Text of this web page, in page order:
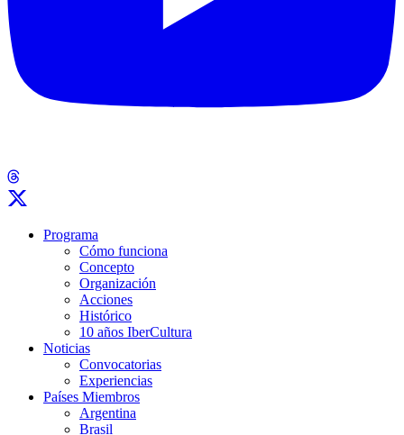
Programa
Cómo funciona
Concepto
Organización
Acciones
Histórico
10 años IberCultura
Noticias
Convocatorias
Experiencias
Países Miembros
Argentina
Brasil